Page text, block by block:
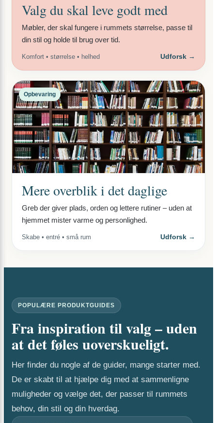
Valg du skal leve godt med
Møbler, der skal fungere i rummets størrelse, passe til
din stil og holde til brug over tid.
Komfort • størrelse • helhed Udforsk →
Opbevaring
Mere overblik i det daglige
Greb der giver plads, orden og lettere rutiner – uden at
hjemmet mister varme og personlighed.
Skabe • entré • små rum Udforsk →
POPULÆRE PRODUKTGUIDES
Fra inspiration til valg – uden
at det føles uoverskueligt.
Her finder du nogle af de guider, mange starter med.
De er skabt til at hjælpe dig med at sammenligne
muligheder og vælge det, der passer til rummets
behov, din stil og din hverdag.